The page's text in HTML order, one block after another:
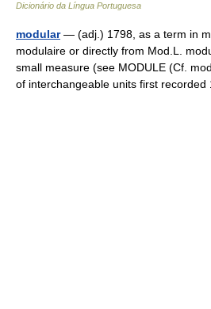
Dicionário da Língua Portuguesa
modular— (adj.) 1798, as a term in
modulaire or directly from Mod.L.
small measure (see MODULE (Cf.
of interchangeable units first